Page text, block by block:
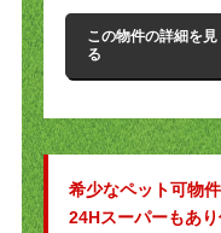
この物件の詳細を見
る
希少なペット可物
24Hスーパーもあ